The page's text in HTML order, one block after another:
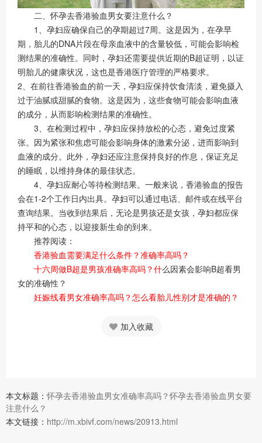
二、怀孕去香港验血男女要注意什么？
1、孕妇应确保自己的孕期超过7周。这是因为，在孕早
期，胎儿的DNA片段在母亲血液中的含量较低，可能会影响检
测结果的准确性。同时，孕妇还需要提供近期的B超证明，以证
明胎儿的健康状况，这也是香港医疗管理的严格要求。
2、在前往香港验血的前一天，孕妇应保持饮食清淡，避免摄入
过于油腻或甜腻的食物。这是因为，这些食物可能会影响血液
的成分，从而影响检测结果的准确性。
3、在检测过程中，孕妇应保持放松的心态，避免过度紧
张。因为紧张和焦虑可能会影响身体的激素分泌，进而影响到
血液的成分。此外，孕妇还应注意保持良好的作息，保证充足
的睡眠，以维持身体的最佳状态。
4、孕妇应耐心等待检测结果。一般来说，香港验血的报告
会在1-2个工作日内出具。孕妇可以通过电话、邮件或在线平台
查询结果。当收到结果后，无论是男孩还是女孩，孕妇都应保
持平和的心态，以迎接新生命的到来。
推荐阅读：
香港验血需要满足什么条件？准确率高吗？
十六周做B超是男孩准确率高吗？什么因素会影响B超看男
女的准确性？
妊娠线看男女准确率高吗？怎么看胎儿性别才是准确的？
加入收藏
本文标题：怀孕去香港验血男女准确率高吗？怀孕去香港验血男女要
注意什么？
本文链接： http://m.xbivf.com/news/20913.html